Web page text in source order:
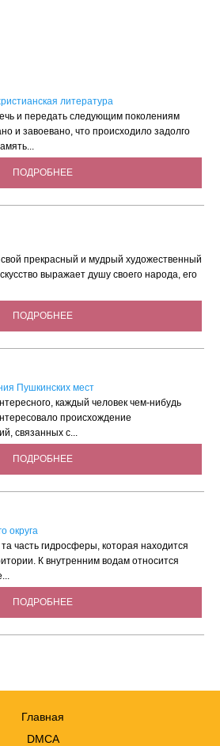
литература
и передать следующим поколениям
и завоевано, что происходило задолго
ПОДРОБНЕЕ
прекрасный и мудрый художественный
выражает душу своего народа, его
ПОДРОБНЕЕ
Пушкинских мест
каждый человек чем-нибудь
происхождение
связанных с...
ПОДРОБНЕЕ
округа
часть гидросферы, которая находится
К внутренним водам относится
ПОДРОБНЕЕ
Главная
DMCA